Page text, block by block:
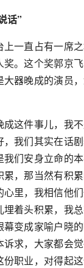
话”
一直占有一席
。这个奖郭京
器晚成的演员
这件事儿，我
我们其实在话
们安身立命的
，那当然有积
里，我相信他
着头积累，我
变成家喻户晓
求，大家都会
职业，对得起